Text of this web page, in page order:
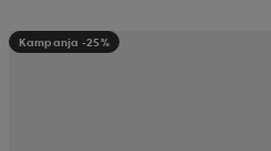
Kampanja -25%